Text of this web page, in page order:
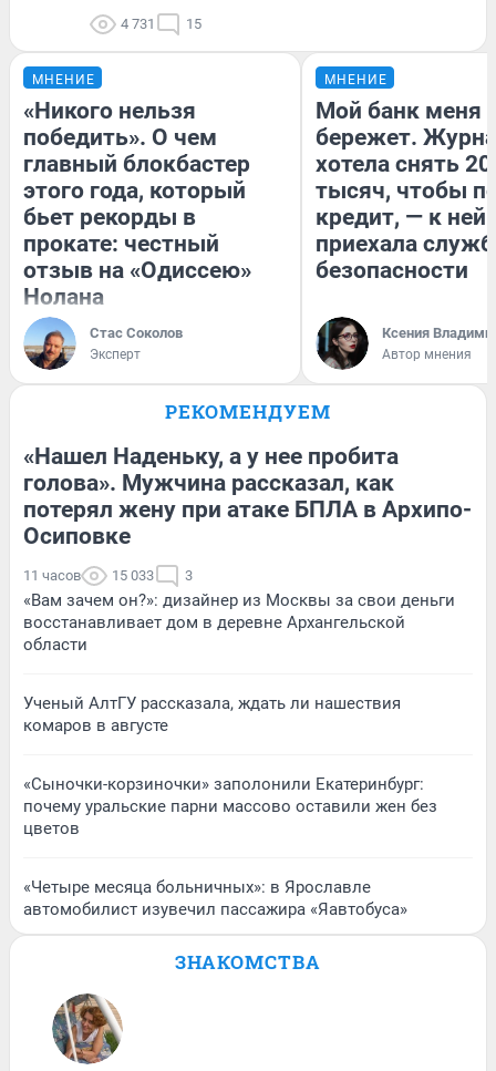
4 731 15
МНЕНИЕ
«Никого нельзя
победить». О чем
главный блокбастер
этого года, который
бьет рекорды в
прокате: честный
отзыв на «Одиссею»
Нолана
Стас Соколов
Эксперт
МНЕНИЕ
Мой банк меня
бережет.
хотела снять
тысяч, чтобы
кредит, — к
приехала
безопасности
Ксения
Автор мнения
РЕКОМЕНДУЕМ
«Нашел Наденьку, а у нее пробита
голова». Мужчина рассказал, как
потерял жену при атаке БПЛА в Архипо-
Осиповке
11 часов 15 033 3
«Вам зачем он?»: дизайнер из Москвы за свои деньги
восстанавливает дом в деревне Архангельской
области
Ученый АлтГУ рассказала, ждать ли нашествия
комаров в августе
«Сыночки-корзиночки» заполонили Екатеринбург:
почему уральские парни массово оставили жен без
цветов
«Четыре месяца больничных»: в Ярославле
автомобилист изувечил пассажира «Яавтобуса»
ЗНАКОМСТВА